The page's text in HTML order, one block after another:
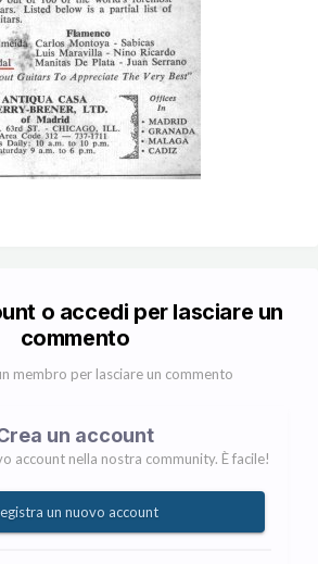
o accedi per lasciare un
commento
membro per lasciare un commento
un account
account nella nostra community. È facile!
un nuovo account